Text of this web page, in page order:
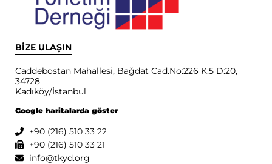
BİZE ULAŞIN
Caddebostan Mahallesi, Bağdat Cad.No:226 K:5 D:20,
34728
Kadıköy/İstanbul
Google haritalarda göster
+90 (216) 510 33 22
+90 (216) 510 33 21
info@tkyd.org